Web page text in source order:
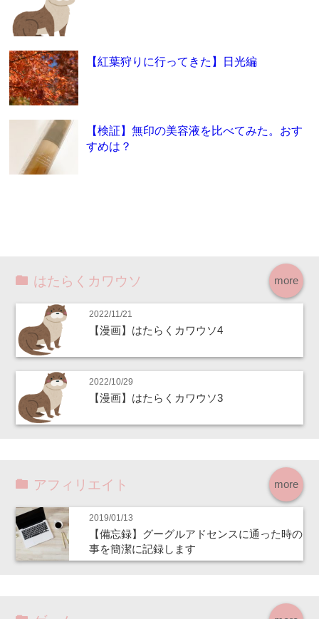
【紅葉狩りに行ってきた】日光編
【検証】無印の美容液を比べてみた。おす
すめは？
more
はたらくカワウソ
2022/11/21
【漫画】はたらくカワウソ4
2022/10/29
【漫画】はたらくカワウソ3
more
アフィリエイト
2019/01/13
【備忘録】グーグルアドセンスに通った時の
事を簡潔に記録します